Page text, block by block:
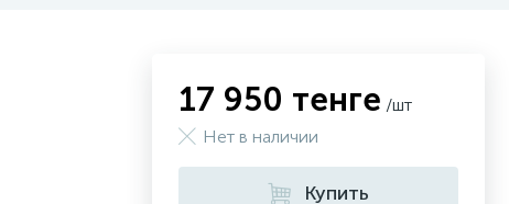
17 950 тенге /шт
Нет в наличии
Купить